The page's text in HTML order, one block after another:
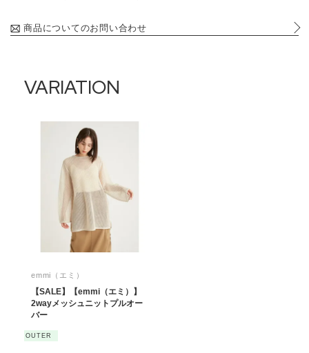
商品についてのお問い合わせ
VARIATION
emmi（エミ）
【SALE】【emmi（エミ）】
2wayメッシュニットプルオー
バー
OUTER